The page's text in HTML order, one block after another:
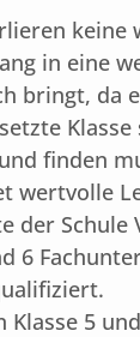
keine
in eine
bringt, da
finden
wertvolle
der Schule
6
Klasse 5